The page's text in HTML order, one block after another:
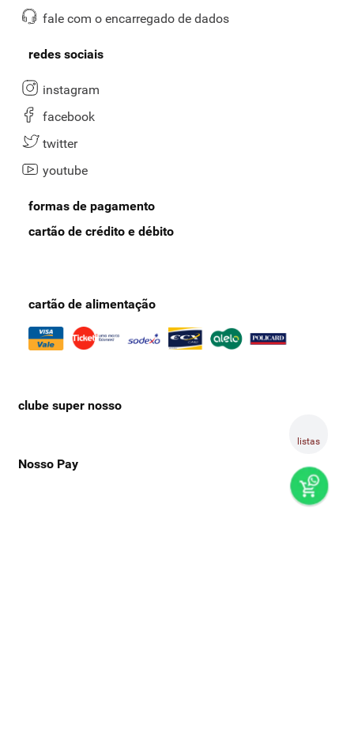
listas
fale com o encarregado de dados
redes sociais
instagram
facebook
twitter
youtube
formas de pagamento
cartão de crédito e débito
cartão de alimentação
clube super nosso
Nosso Pay